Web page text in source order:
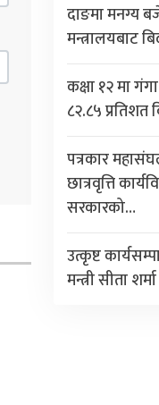
दाङमा मनग्य
मन्त्रालयबाट
कक्षा १२ मा
८२.८५ प्रतिशत
पत्रकार
छात्रवृत्ति
सरकारको…
उत्कृष्ट
मन्त्री सीता